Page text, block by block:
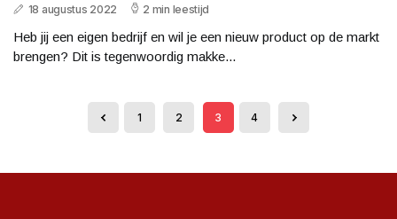
18 augustus 2022 2 min leestijd
Heb jij een eigen bedrijf en wil je een nieuw product op de markt
brengen? Dit is tegenwoordig makke...
1 2 3 4